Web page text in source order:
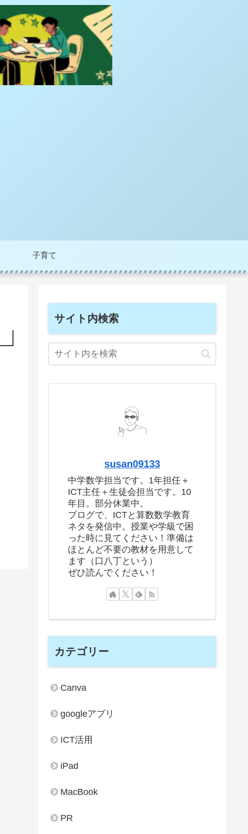
子育て
サイト内検索
susan09133
中学数学担当です。1年担任＋
ICT主任＋生徒会担当です。10
年目。部分休業中。
ブログで、ICTと算数数学教育
ネタを発信中。授業や学級で困
った時に見てください！準備は
ほとんど不要の教材を用意して
ます（口八丁という）
ぜひ読んでください！
カテゴリー
Canva
googleアプリ
ICT活用
iPad
MacBook
PR